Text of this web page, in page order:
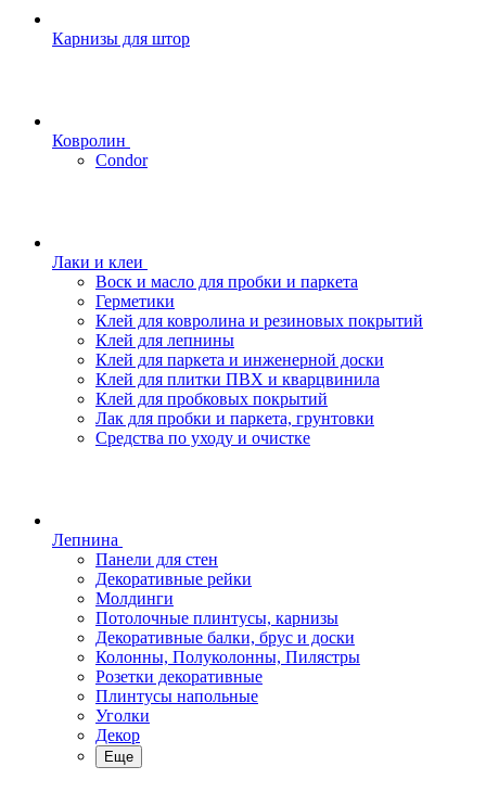
Карнизы для штор
Ковролин
Condor
Лаки и клеи
Воск и масло для пробки и паркета
Герметики
Клей для ковролина и резиновых покрытий
Клей для лепнины
Клей для паркета и инженерной доски
Клей для плитки ПВХ и кварцвинила
Клей для пробковых покрытий
Лак для пробки и паркета, грунтовки
Средства по уходу и очистке
Лепнина
Панели для стен
Декоративные рейки
Молдинги
Потолочные плинтусы, карнизы
Декоративные балки, брус и доски
Колонны, Полуколонны, Пилястры
Розетки декоративные
Плинтусы напольные
Уголки
Декор
Еще